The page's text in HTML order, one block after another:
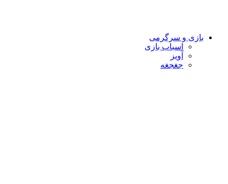
بازی و سرگرمی
اسباب بازی
آویز
جغجغه